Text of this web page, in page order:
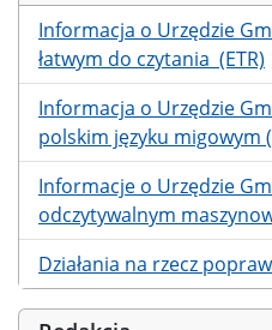
Informacja o Urzędzie
łatwym do czytania (ETR)
Informacja o Urzędzie
polskim języku migowym
Informacje o Urzędzie
odczytywalnym
Działania na rzecz